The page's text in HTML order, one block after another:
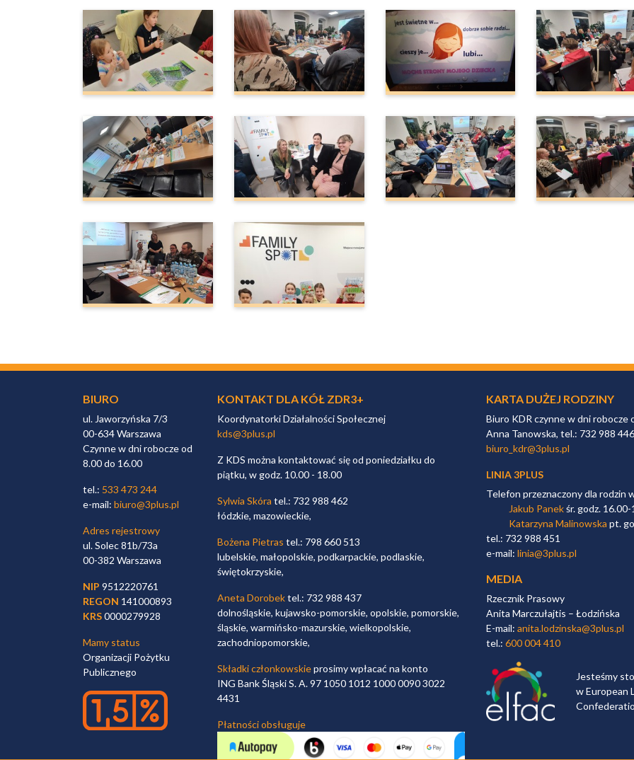
BIURO
ul. Jaworzyńska 7/3
00-634 Warszawa
Czynne w dni robocze od
8.00 do 16.00
tel.: 533 473 244
e-mail: biuro@3plus.pl
Adres rejestrowy
ul. Solec 81b/73a
00-382 Warszawa
NIP 9512220761
REGON 141000893
KRS0000279928
Mamy status
Organizacji Pożytku
Publicznego
KONTAKT DLA KÓŁ ZDR3+
Koordynatorki Działalności Społecznej
kds@3plus.pl
Z KDS można kontaktować się od poniedziałku do
piątku, w godz. 10.00 - 18.00
Sylwia Skóra tel.: 732 988 462
łódzkie, mazowieckie,
Bożena Pietras tel.: 798 660 513
lubelskie, małopolskie, podkarpackie, podlaskie,
świętokrzyskie,
Aneta Dorobektel.: 732 988 437
dolnośląskie, kujawsko-pomorskie, opolskie, pomorskie,
śląskie, warmińsko-mazurskie, wielkopolskie,
zachodniopomorskie,
Składki członkowskieprosimy wpłacać na konto
ING Bank Śląski S. A. 97 1050 1012 1000 0090 3022
4431
Płatności obsługuje
KARTA DUŻEJ RODZINY
Biuro KDR czynne w dni robocze
Anna Tanowska, tel.: 732 988 446
biuro_kdr@3plus.pl
LINIA 3PLUS
Telefon przeznaczony dla rodzin
Jakub Panekśr. godz. 16.00-
Katarzyna Malinowska pt.
tel.: 732 988 451
e-mail: linia@3plus.pl
MEDIA
Rzecznik Prasowy
Anita Marczułajtis – Łodzińska
E-mail: anita.lodzinska@3plus.pl
tel.: 600 004 410
Jesteśmy
w European